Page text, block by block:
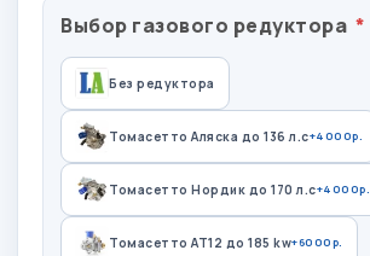
Выбор газового редуктора
Без редуктора
Томасетто Аляска до 136 л.с+4000р.
Томасетто Нордик до 170 л.с+4000р.
Томасетто АТ12 до 185 kw+6000р.